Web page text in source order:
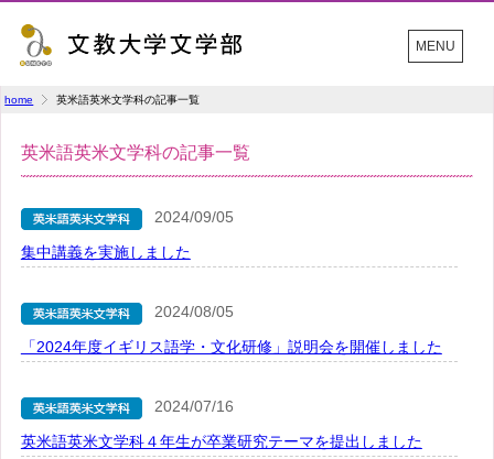
MENU
home 英米語英米文学科の記事一覧
英米語英米文学科の記事一覧
2024/09/05
集中講義を実施しました
2024/08/05
「2024年度イギリス語学・文化研修」説明会を開催しました
2024/07/16
英米語英米文学科４年生が卒業研究テーマを提出しました